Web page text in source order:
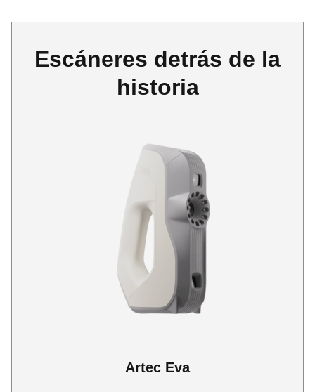
Escáneres detrás de la
historia
Artec Eva